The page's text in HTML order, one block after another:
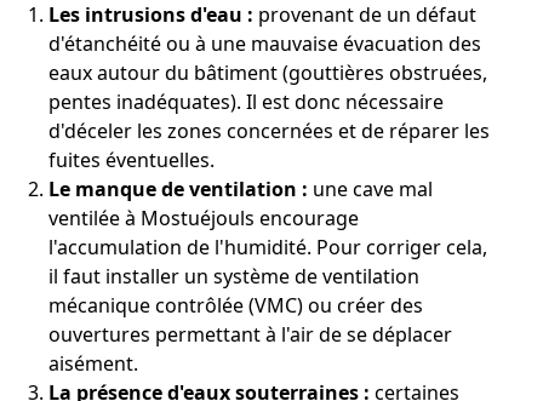
Les intrusions d'eau : provenant de un défaut
d'étanchéité ou à une mauvaise évacuation des
eaux autour du bâtiment (gouttières obstruées,
pentes inadéquates). Il est donc nécessaire
d'déceler les zones concernées et de réparer les
fuites éventuelles.
Le manque de ventilation : une cave mal
ventilée à Mostuéjouls encourage
l'accumulation de l'humidité. Pour corriger cela,
il faut installer un système de ventilation
mécanique contrôlée (VMC) ou créer des
ouvertures permettant à l'air de se déplacer
aisément.
La présence d'eaux souterraines : certaines